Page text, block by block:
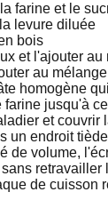
farine et le
levure diluée
bois
et l'ajouter
au mélange
homogène
jusqu'à
et couvrir
un endroit tiède
de volume,
retravailler
de cuisson